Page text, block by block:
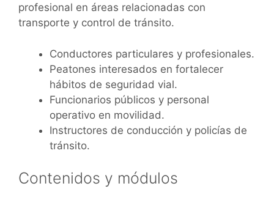
profesional en áreas relacionadas con
transporte y control de tránsito.
Conductores particulares y profesionales.
Peatones interesados en fortalecer
hábitos de seguridad vial.
Funcionarios públicos y personal
operativo en movilidad.
Instructores de conducción y policías de
tránsito.
Contenidos y módulos